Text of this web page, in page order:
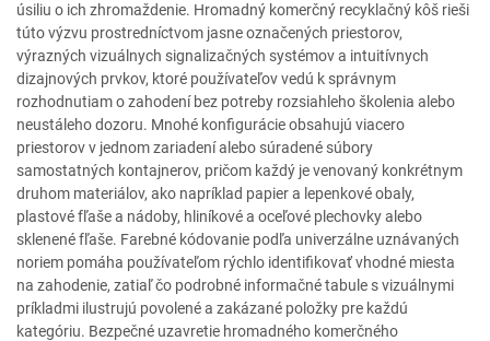
úsiliu o ich zhromaždenie. Hromadný komerčný recyklačný kôš rieši
túto výzvu prostredníctvom jasne označených priestorov,
výrazných vizuálnych signalizačných systémov a intuitívnych
dizajnových prvkov, ktoré používateľov vedú k správnym
rozhodnutiam o zahodení bez potreby rozsiahleho školenia alebo
neustáleho dozoru. Mnohé konfigurácie obsahujú viacero
priestorov v jednom zariadení alebo súradené súbory
samostatných kontajnerov, pričom každý je venovaný konkrétnym
druhom materiálov, ako napríklad papier a lepenkové obaly,
plastové fľaše a nádoby, hliníkové a oceľové plechovky alebo
sklenené fľaše. Farebné kódovanie podľa univerzálne uznávaných
noriem pomáha používateľom rýchlo identifikovať vhodné miesta
na zahodenie, zatiaľ čo podrobné informačné tabule s vizuálnymi
príkladmi ilustrujú povolené a zakázané položky pre každú
kategóriu. Bezpečné uzavretie hromadného komerčného